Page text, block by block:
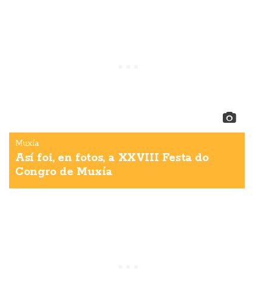
Muxía
Así foi, en fotos, a XXVIII Festa do
Congro de Muxía